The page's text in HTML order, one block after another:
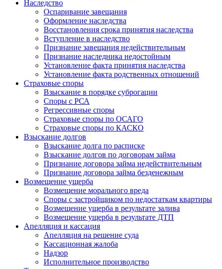
Наследство
Оспаривание завещания
Оформление наследства
Восстановления срока принятия наследства
Вступление в наследство
Признание завещания недействительным
Признание наследника недостойным
Установление факта принятия наследства
Установление факта родственных отношений
Страховые споры
Взыскание в порядке суброгации
Споры с РСА
Регрессивные споры
Страховые споры по ОСАГО
Страховые споры по КАСКО
Взыскание долгов
Взыскание долга по расписке
Взыскание долгов по договорам займа
Признание договора займа недействительным
Признание договора займа безденежным
Возмещение ущерба
Возмещение морального вреда
Споры с застройщиком по недостаткам квартиры
Возмещение ущерба в результате залива
Возмещение ущерба в результате ДТП
Апелляция и кассация
Апелляция на решение суда
Кассационная жалоба
Надзор
Исполнительное производство